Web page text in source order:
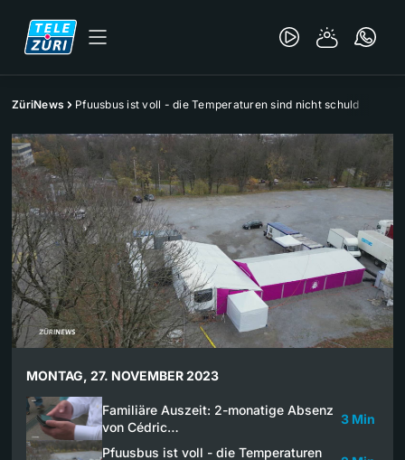
ZüriNews Pfuusbus ist voll - die Temperaturen sind nicht schuld
MONTAG, 27. NOVEMBER 2023
Familiäre Auszeit: 2-monatige Absenz
von Cédric…
3 Min
Pfuusbus ist voll - die Temperaturen